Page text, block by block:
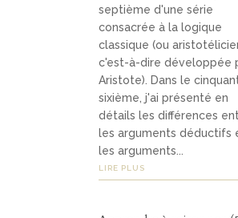
septième d'une série
consacrée à la logique
classique (ou
c'est-à-dire développée
Aristote). Dans le
sixième, j'ai présenté en
détails les différences
les arguments déductifs
les arguments...
LIRE PLUS